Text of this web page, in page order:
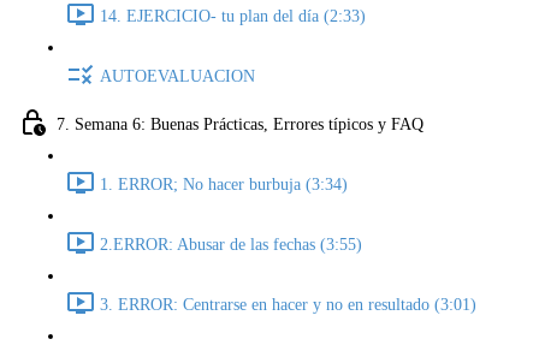
14. EJERCICIO- tu plan del día (2:33)
AUTOEVALUACION
7. Semana 6: Buenas Prácticas, Errores típicos y FAQ
1. ERROR; No hacer burbuja (3:34)
2.ERROR: Abusar de las fechas (3:55)
3. ERROR: Centrarse en hacer y no en resultado (3:01)